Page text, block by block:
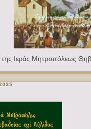
της Ιεράς Μητροπόλεως